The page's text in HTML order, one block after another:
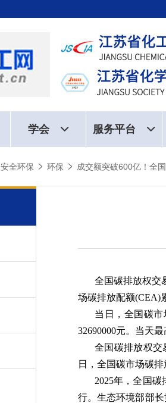
学会 服务平台
安全环保 环保 成交额突破600亿！全
全国碳排放权交
场碳排放配额(CEA)
当日，全国碳市
32690000元。当天
全国碳排放权交
日，全国碳市场碳排
2025年，全国
行。生态环境部部